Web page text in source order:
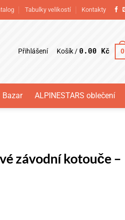
Tabulky velikostí Kontakty
Přihlášení Košík / 0.00 Kč 0
Bazar ALPINESTARS oblečení
závodní kotouče –